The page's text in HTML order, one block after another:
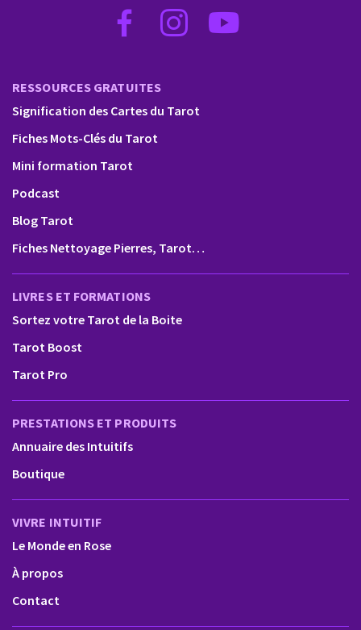
RESSOURCES GRATUITES
Signification des Cartes du Tarot
Fiches Mots-Clés du Tarot
Mini formation Tarot
Podcast
Blog Tarot
Fiches Nettoyage Pierres, Tarot…
LIVRES ET FORMATIONS
Sortez votre Tarot de la Boite
Tarot Boost
Tarot Pro
PRESTATIONS ET PRODUITS
Annuaire des Intuitifs
Boutique
VIVRE INTUITIF
Le Monde en Rose
À propos
Contact